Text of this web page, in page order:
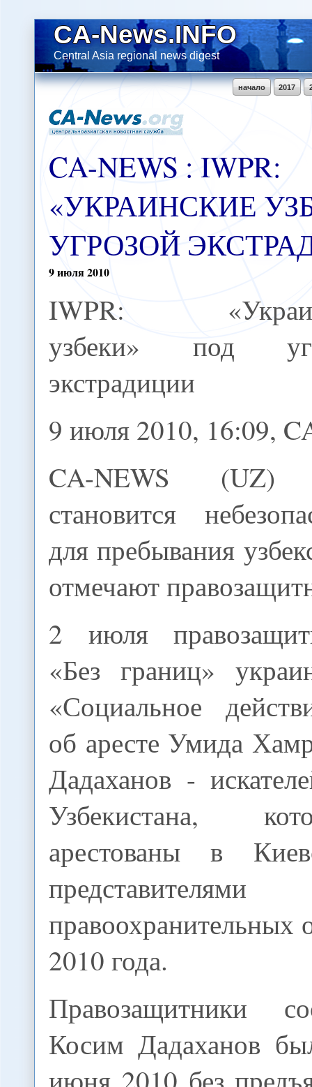
CA-News.INFO
Central Asia regional news digest
2017
начало
CA-NEWS : IWPR:
«УКРАИНСКИЕ
УГРОЗОЙ
9июля2010
IWPR:
узбеки» под
экстрадиции
9 июля 2010, 16:09,
CA-NEWS
становится
для пребывания
отмечают
2 июля
«Без границ»
«Социальное
об аресте Умида
Дадаханов -
Узбекистана,
арестованы в
правоохранительных
2010 года.
Правозащитники
Косим Дадаханов